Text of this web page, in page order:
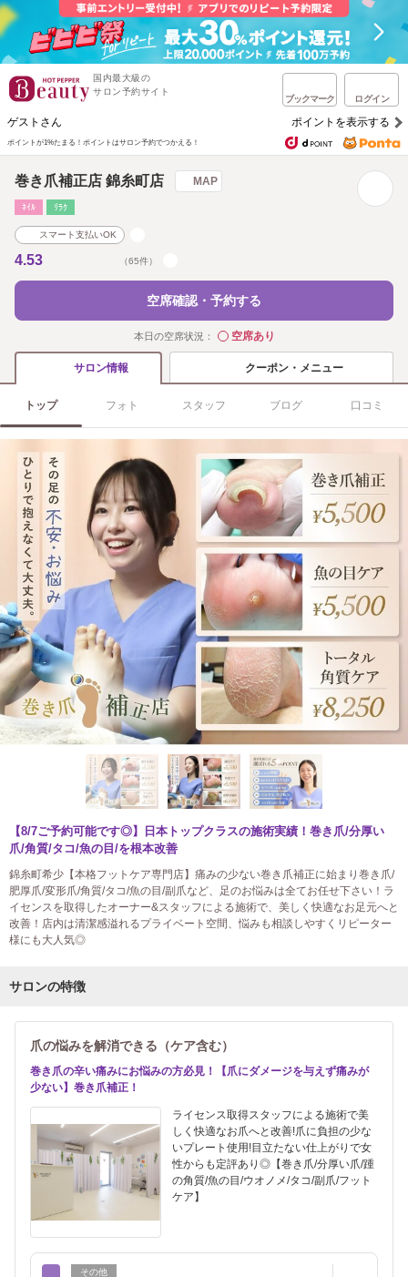
国内最大級の
サロン予約サイト
ブックマーク ログイン
ゲストさん ポイントを表示する
ポイントが1%たまる！ ポイントはサロン予約でつかえる！
巻き爪補正店 錦糸町店 MAP
ﾈｲﾙ ﾘﾗｸ
スマート支払いOK
4.53 （65件）
空席確認・予約する
本日の空席状況： ◯空席あり
サロン情報 クーポン・メニュー
トップ フォト スタッフ ブログ 口コミ
【8/7ご予約可能です◎】日本トップクラスの施術実績！巻き爪/分厚い
爪/角質/タコ/魚の目/を根本改善
錦糸町希少【本格フットケア専門店】痛みの少ない巻き爪補正に始まり巻き爪/
肥厚爪/変形爪/角質/タコ/魚の目/副爪など、足のお悩みは全てお任せ下さい！ラ
イセンスを取得したオーナー&スタッフによる施術で、美しく快適なお足元へと
改善！店内は清潔感溢れるプライベート空間、悩みも相談しやすくリピーター
様にも大人気◎
サロンの特徴
爪の悩みを解消できる（ケア含む）
巻き爪の辛い痛みにお悩みの方必見！【爪にダメージを与えず痛みが
少ない】巻き爪補正！
ライセンス取得スタッフによる施術で美
しく快適なお爪へと改善!爪に負担の少な
いプレート使用!目立たない仕上がりで女
性からも定評あり◎【巻き爪/分厚い爪/踵
の角質/魚の目/ウオノメ/タコ/副爪/フット
ケア】
その他